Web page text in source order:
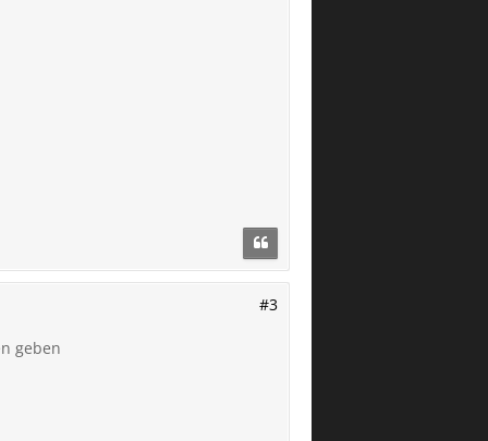
#3
geben